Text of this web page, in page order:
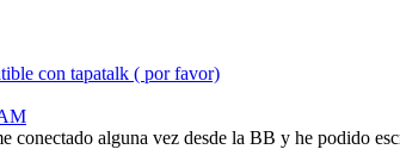
con tapatalk ( por favor)
conectado alguna vez desde la BB y he podido